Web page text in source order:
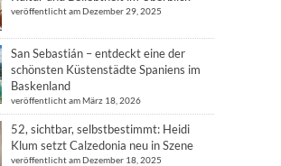
veröffentlicht am Dezember 29, 2025
San Sebastián – entdeckt eine der
schönsten Küstenstädte Spaniens im
Baskenland
veröffentlicht am März 18, 2026
52, sichtbar, selbstbestimmt: Heidi
Klum setzt Calzedonia neu in Szene
veröffentlicht am Dezember 18, 2025